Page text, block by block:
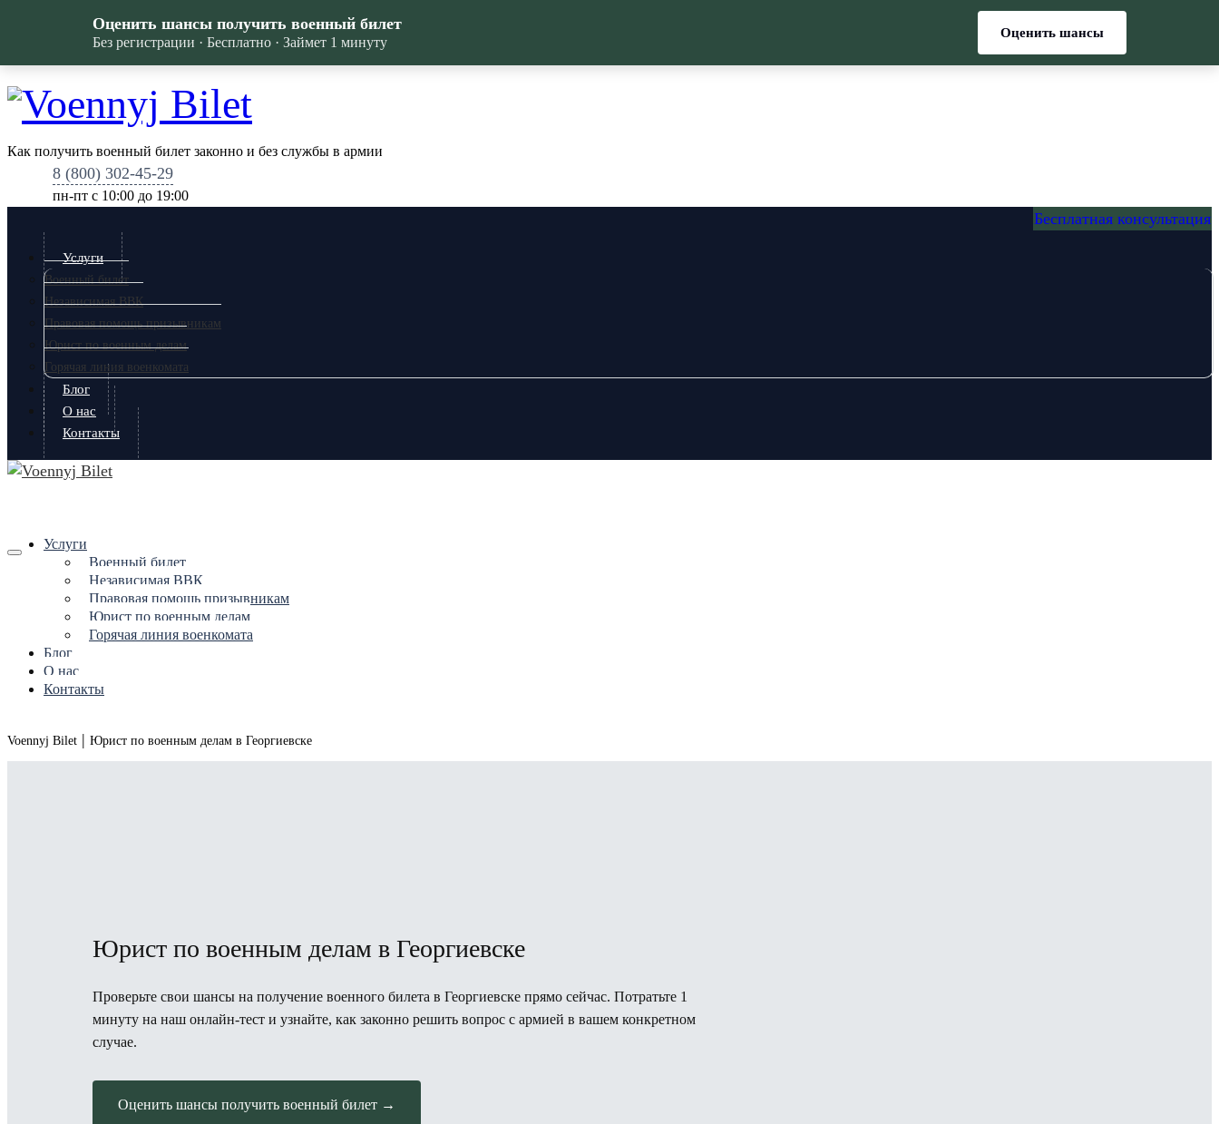
Как получить военный билет законно и без службы в армии
8 (800) 302-45-29
пн-пт c 10:00 до 19:00
Бесплатная консультация
Услуги
Военный билет
Независимая ВВК
Правовая помощь призывникам
Юрист по военным делам
Горячая линия военкомата
Блог
О нас
Контакты
Услуги
Военный билет
Независимая ВВК
Правовая помощь призывникам
Юрист по военным делам
Горячая линия военкомата
Блог
О нас
Контакты
Voennyj Bilet | Юрист по военным делам в Георгиевске
Юрист по военным делам в Георгиевске
Проверьте свои шансы на получение военного билета в Георгиевске прямо сейчас. Потратьте 1
минуту на наш онлайн-тест и узнайте, как законно решить вопрос с армией в вашем конкретном
случае.
Оценить шансы получить военный билет →
Оценить шансы получить военный билет
Без регистрации · Бесплатно · Займет 1 минуту
Оценить шансы